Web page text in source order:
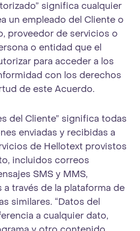
significa cualquier
un empleado del Cliente o
proveedor de servicios o
o entidad que el
para acceder a los
con los derechos
de este Acuerdo.
del Cliente” significa todas
enviadas y recibidas a
de Hellotext provistos
incluidos correos
SMS y MMS,
través de la plataforma de
similares. “Datos del
a cualquier dato,